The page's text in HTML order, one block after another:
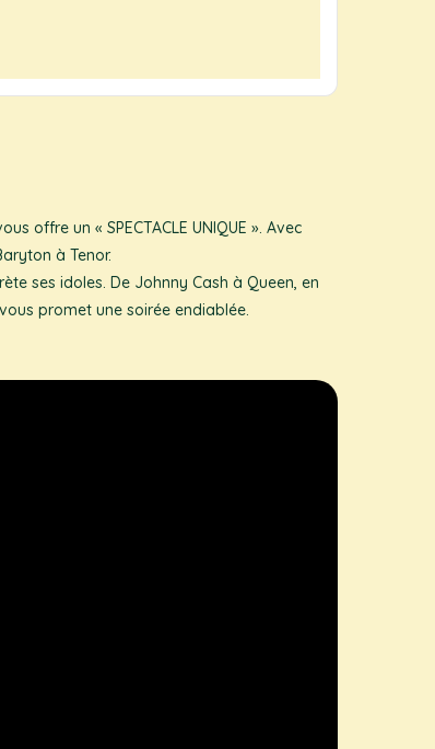
offre un « SPECTACLE UNIQUE ». Avec
à Tenor.
ses idoles. De Johnny Cash à Queen, en
promet une soirée endiablée.